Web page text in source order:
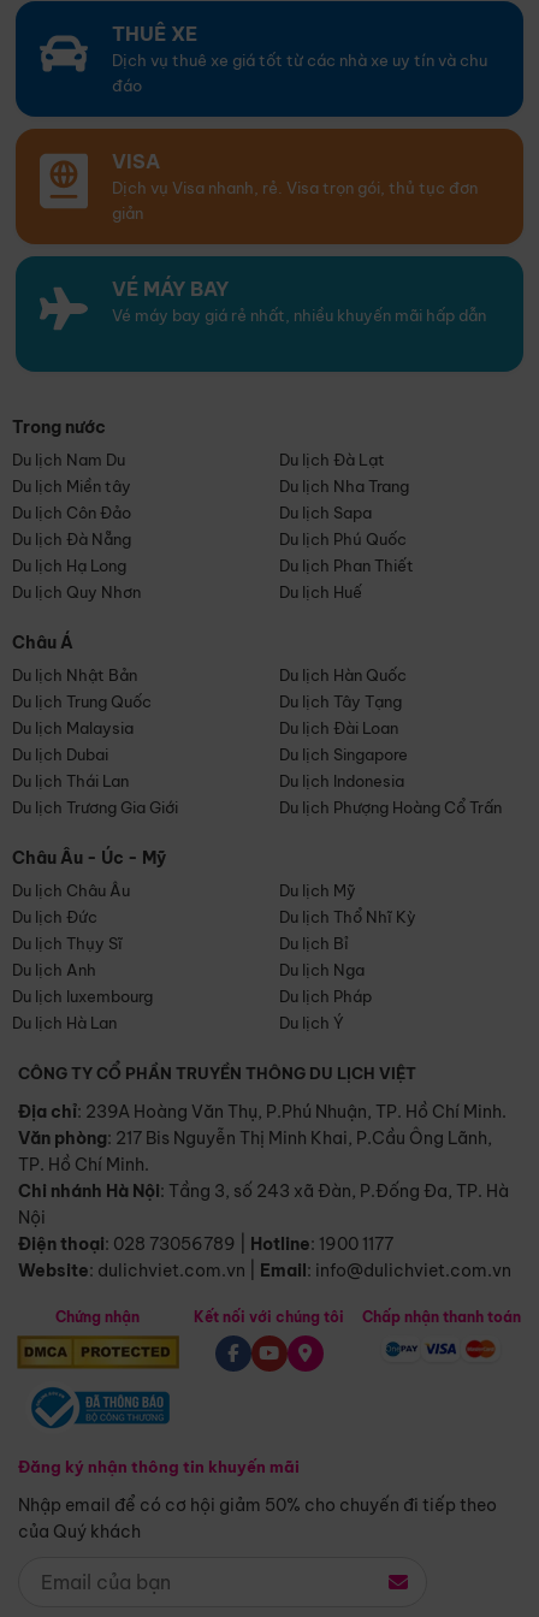
THUÊ XE
Dịch vụ thuê xe giá tốt từ các nhà xe uy tín và chu
đáo
VISA
Dịch vụ Visa nhanh, rẻ. Visa trọn gói, thủ tục đơn
giản
VÉ MÁY BAY
Vé máy bay giá rẻ nhất, nhiều khuyến mãi hấp dẫn
Trong nước
Du lịch Nam Du
Du lịch Đà Lạt
Du lịch Miền tây
Du lịch Nha Trang
Du lịch Côn Đảo
Du lịch Sapa
Du lịch Đà Nẵng
Du lịch Phú Quốc
Du lịch Hạ Long
Du lịch Phan Thiết
Du lịch Quy Nhơn
Du lịch Huế
Châu Á
Du lịch Nhật Bản
Du lịch Hàn Quốc
Du lịch Trung Quốc
Du lịch Tây Tạng
Du lịch Malaysia
Du lịch Đài Loan
Du lịch Dubai
Du lịch Singapore
Du lịch Thái Lan
Du lịch Indonesia
Du lịch Trương Gia Giới
Du lịch Phượng Hoàng Cổ Trấn
Châu Âu - Úc - Mỹ
Du lịch Châu Âu
Du lịch Mỹ
Du lịch Đức
Du lịch Thổ Nhĩ Kỳ
Du lịch Thụy Sĩ
Du lịch Bỉ
Du lịch Anh
Du lịch Nga
Du lịch luxembourg
Du lịch Pháp
Du lịch Hà Lan
Du lịch Ý
CÔNG TY CỔ PHẦN TRUYỀN THÔNG DU LỊCH VIỆT
Địa chỉ: 239A Hoàng Văn Thụ, P.Phú Nhuận, TP. Hồ Chí Minh.
Văn phòng: 217 Bis Nguyễn Thị Minh Khai, P.Cầu Ông Lãnh,
TP. Hồ Chí Minh.
Chi nhánh Hà Nội: Tầng 3, số 243 xã Đàn, P.Đống Đa, TP. Hà
Nội
Điện thoại: 028 73056789 Hotline: 1900 1177
Website: dulichviet.com.vn Email: info@dulichviet.com.vn
Chứng nhận
Đăng ký nhận thông tin khuyến mãi
Nhập email để có cơ hội giảm 50% cho chuyến đi tiếp theo
của Quý khách
Kết nối với chúng tôi Chấp nhận thanh toán